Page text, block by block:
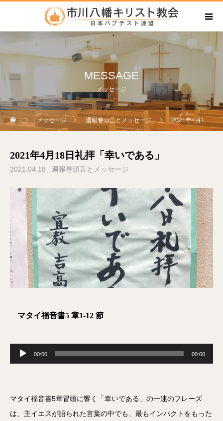
MESSAGE
メッセージ
メッセージ 週報巻頭言とメッセージ 2021年4月18日礼拝「幸いである」
2021年4月18日礼拝「幸いである」
2021.04.18 週報巻頭言とメッセージ
マタイ福音書5 章1-12 節
声
レ
ー
00:00 00:00
マタイ福音書5章冒頭に響く「幸いである」の一連のフレーズ
は、主イエスが語られた言葉の中でも、最もインパクトをもった